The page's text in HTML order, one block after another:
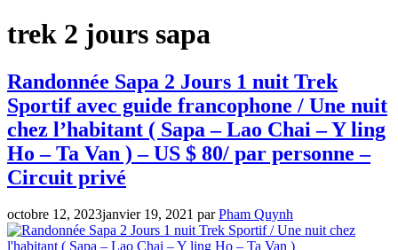
trek 2 jours sapa
Randonnée Sapa 2 Jours 1 nuit Trek
Sportif avec guide francophone / Une nuit
chez l’habitant ( Sapa – Lao Chai – Y ling
Ho – Ta Van ) – US $ 80/ par personne –
Circuit privé
octobre 12, 2023janvier 19, 2021 parPham Quynh